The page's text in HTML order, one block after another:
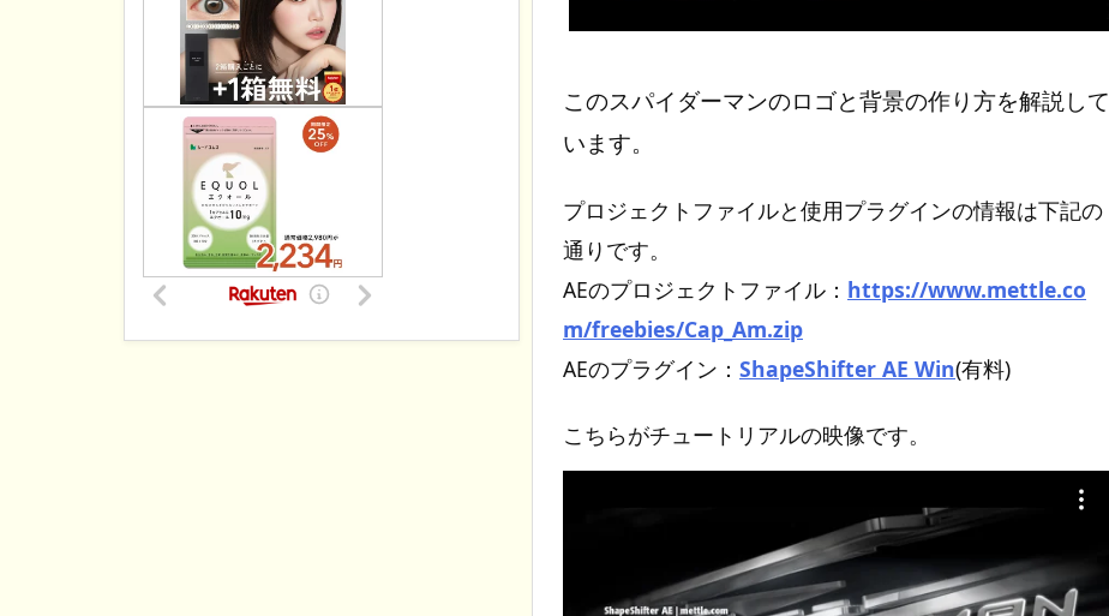
このスパイダーマンのロゴと背景の作り方を解説して
います。
プロジェクトファイルと使用プラグインの情報は下記の
通りです。
AEのプロジェクトファイル： https://www.mettle.co
m/freebies/Cap_Am.zip
AEのプラグイン： ShapeShifter AE Win(有料)
こちらがチュートリアルの映像です。